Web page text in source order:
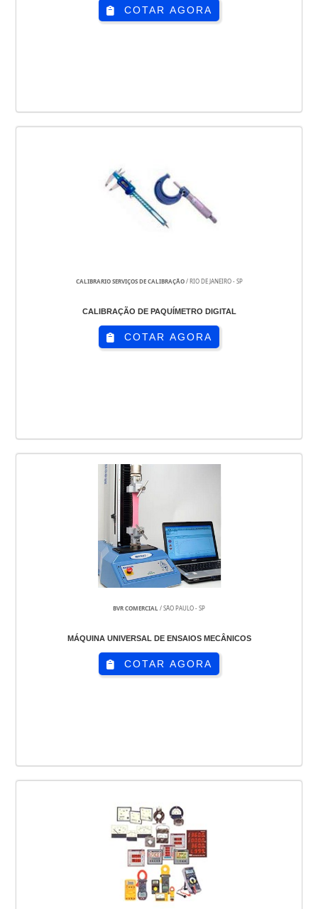
COTAR AGORA
CALIBRARIO SERVIÇOS DE CALIBRAÇÃO/ RIO DE JANEIRO - SP
CALIBRAÇÃO DE PAQUÍMETRO DIGITAL
COTAR AGORA
BVR COMERCIAL/ SÃO PAULO - SP
MÁQUINA UNIVERSAL DE ENSAIOS MECÂNICOS
COTAR AGORA